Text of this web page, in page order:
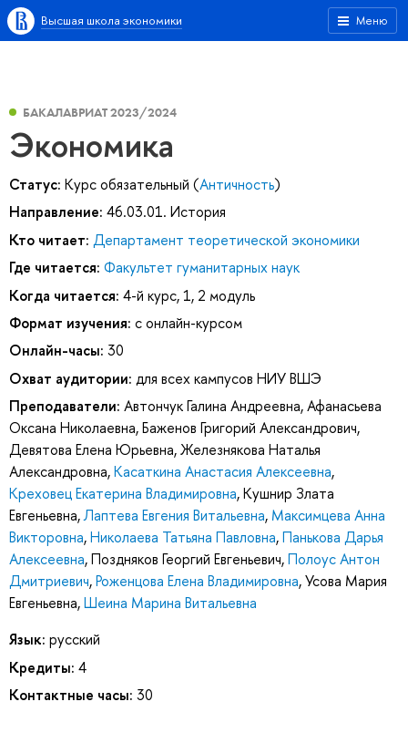
Меню
Высшая школа экономики
БАКАЛАВРИАТ 2023/2024
Экономика
Статус: Курс обязательный (Античность)
Направление: 46.03.01. История
Кто читает: Департамент теоретической экономики
Где читается: Факультет гуманитарных наук
Когда читается: 4-й курс, 1, 2 модуль
Формат изучения: с онлайн-курсом
Онлайн-часы: 30
Охват аудитории: для всех кампусов НИУ ВШЭ
Преподаватели: Автончук Галина Андреевна,Афанасьева
Оксана Николаевна,Баженов Григорий Александрович,
Девятова Елена Юрьевна,Железнякова Наталья
Александровна,Касаткина Анастасия Алексеевна,
Креховец Екатерина Владимировна,Кушнир Злата
Евгеньевна,Лаптева Евгения Витальевна, Максимцева Анна
Викторовна,Николаева Татьяна Павловна,Панькова Дарья
Алексеевна,Поздняков Георгий Евгеньевич,Полоус Антон
Дмитриевич,Роженцова Елена Владимировна,Усова Мария
Евгеньевна,Шеина Марина Витальевна
Язык: русский
Кредиты: 4
Контактные часы: 30